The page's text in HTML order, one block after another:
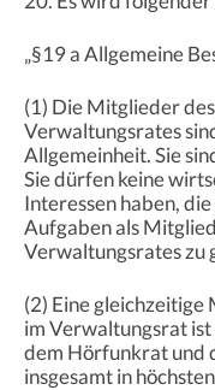
„§19 a Allgemeine
(1) Die Mitglieder
Verwaltungsrates
Allgemeinheit. Sie
Sie dürfen keine
Interessen haben,
Aufgaben als
Verwaltungsrates zu
(2) Eine
im Verwaltungsrat ist
dem Hörfunkrat und
insgesamt in